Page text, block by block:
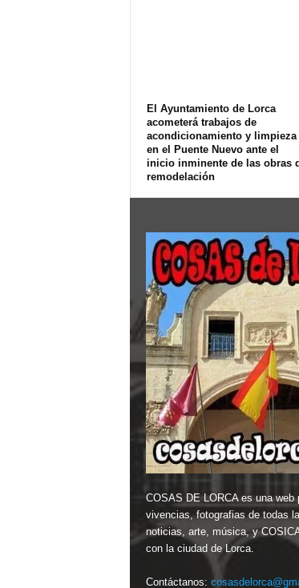
El Ayuntamiento de Lorca
acometerá trabajos de
acondicionamiento y limpieza
en el Puente Nuevo ante el
inicio inminente de las obras
remodelación
COSAS DE LORCA es una web
vivencias, fotografias de todas
noticias, arte, música, y
con la ciudad de Lorca.
Contáctanos: